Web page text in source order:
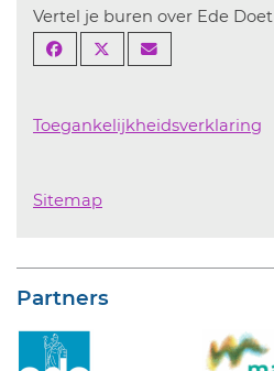
Vertel je buren over Ede Doet
Toegankelijkheidsverklaring
Sitemap
Partners